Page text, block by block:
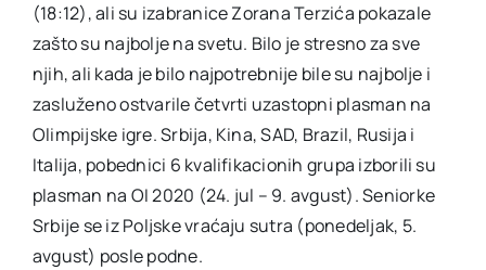
(18:12), ali su izabranice Zorana Terzića pokazale
zašto su najbolje na svetu. Bilo je stresno za sve
njih, ali kada je bilo najpotrebnije bile su najbolje i
zasluženo ostvarile četvrti uzastopni plasman na
Olimpijske igre. Srbija, Kina, SAD, Brazil, Rusija i
Italija, pobednici 6 kvalifikacionih grupa izborili su
plasman na OI 2020 (24. jul – 9. avgust). Seniorke
Srbije se iz Poljske vraćaju sutra (ponedeljak, 5.
avgust) posle podne.